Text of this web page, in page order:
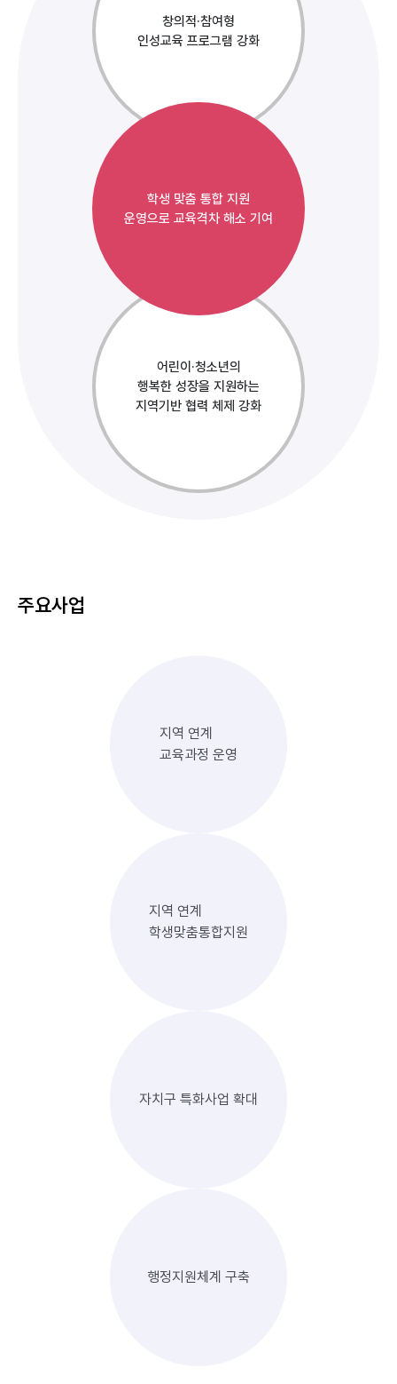
창의적·참여형
인성교육 프로그램 강화
학생 맞춤 통합 지원
운영으로 교육격차 해소 기여
어린이·청소년의
행복한 성장을 지원하는
지역기반 협력 체제 강화
주요사업
지역 연계
교육과정 운영
지역 연계
학생맞춤통합지원
자치구 특화사업 확대
행정지원체계 구축